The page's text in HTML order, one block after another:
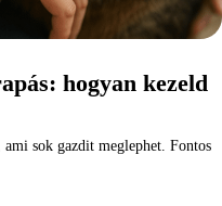
hogyan kezeld
sok gazdit meglephet. Fontos